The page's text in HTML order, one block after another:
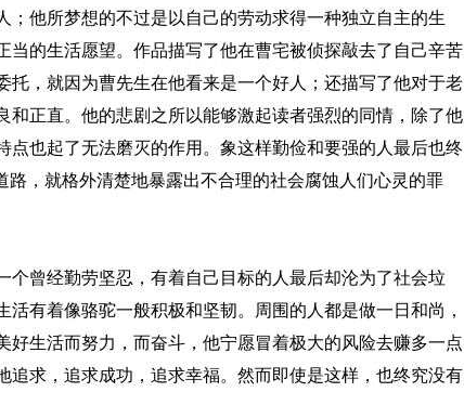
；他所梦想的不过是以自己的劳动求得一种独立自主的生
当的生活愿望。作品描写了他在曹宅被侦探敲去了自己辛苦
托，就因为曹先生在他看来是一个好人；还描写了他对于老
和正直。他的悲剧之所以能够激起读者强烈的同情，除了他
点也起了无法磨灭的作用。象这样勤俭和要强的人最后也终
路，就格外清楚地暴露出不合理的社会腐蚀人们心灵的罪
曾经勤劳坚忍，有着自己目标的人最后却沦为了社会垃
有着像骆驼一般积极和坚韧。周围的人都是做一日和尚，
好生活而努力，而奋斗，他宁愿冒着极大的风险去赚多一点
追求，追求成功，追求幸福。然而即使是这样，也终究没有